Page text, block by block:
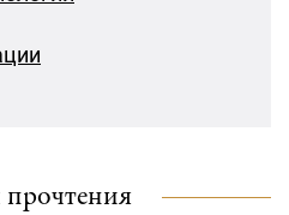
образов Армении
в